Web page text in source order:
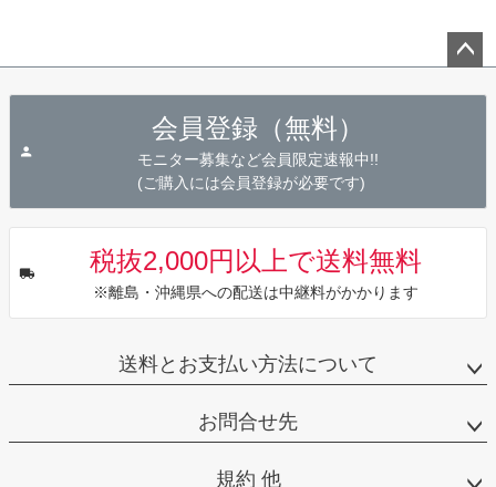
会員登録（無料）
モニター募集など会員限定速報中!!
(ご購入には会員登録が必要です)
税抜2,000円以上で送料無料
※離島・沖縄県への配送は中継料がかかります
送料とお支払い方法について
お問合せ先
規約 他